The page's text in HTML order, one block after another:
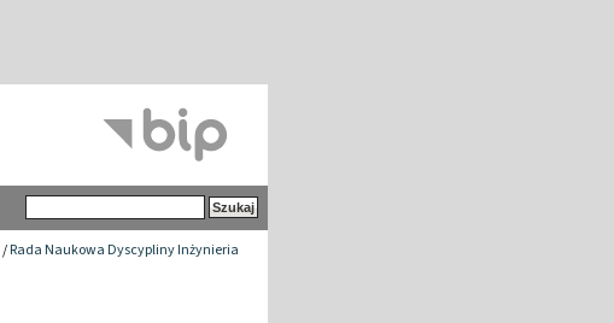
/Rada Naukowa Dyscypliny Inżynieria